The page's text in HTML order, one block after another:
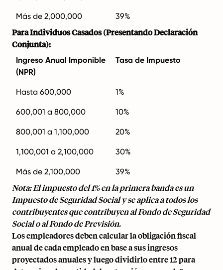
Más de 2,000,000 39%
Para Individuos Casados (Presentando Declaración
Conjunta):
Ingreso Anual Imponible
(NPR)
Tasa de Impuesto
Hasta 600,000 1%
600,001 a 800,000 10%
800,001 a 1,100,000 20%
1,100,001 a 2,100,000 30%
Más de 2,100,000 39%
Nota: El impuesto del 1% en la primera banda es un
Impuesto de Seguridad Social y se aplica a todos los
contribuyentes que contribuyen al Fondo de Seguridad
Social o al Fondo de Previsión.
Los empleadores deben calcular la obligación fiscal
anual de cada empleado en base a sus ingresos
proyectados anuales y luego dividirlo entre 12 para